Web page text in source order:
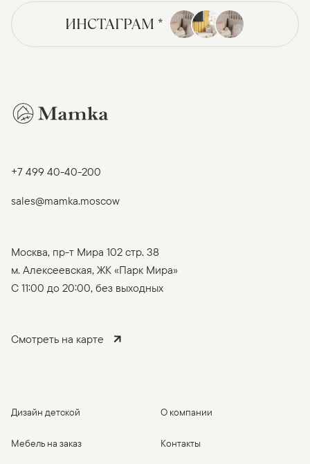
ИНСТАГРАМ *
+7 499 40-40-200
sales@mamka.moscow
Москва, пр-т Мира 102 стр. 38
м. Алексеевская, ЖК «Парк Мира»
C 11:00 до 20:00, без выходных
Смотреть на карте
Дизайн детской
Мебель на заказ
О компании
Контакты